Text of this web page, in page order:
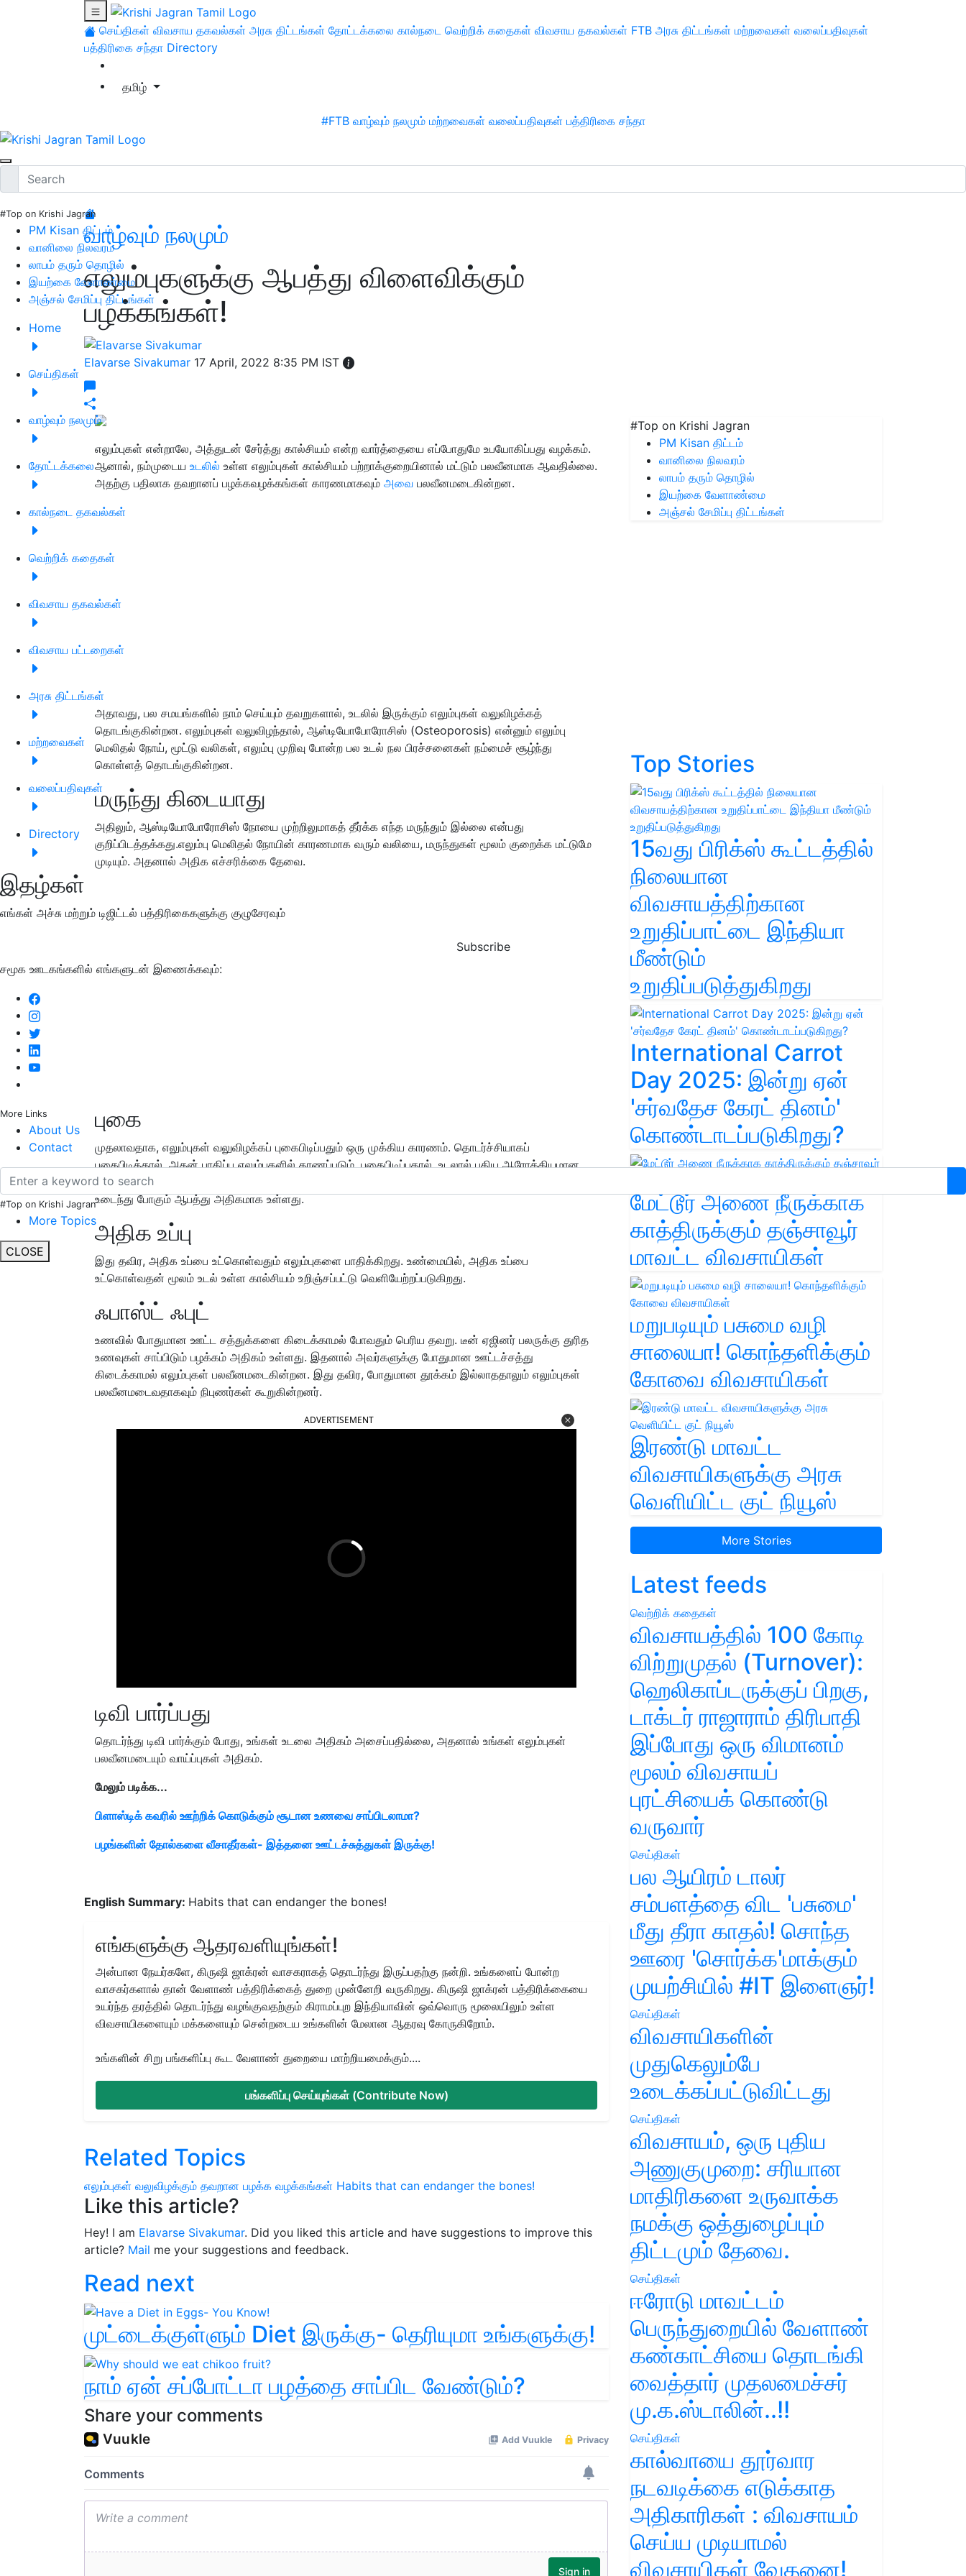
செய்திகள் விவசாய தகவல்கள் அரசு திட்டங்கள் தோட்டக்கலை கால்நடை வெற்றிக் கதைகள் விவசாய தகவல்கள் FTB அரசு திட்டங்கள் மற்றவைகள் வலைப்பதிவுகள்
பத்திரிகை சந்தா Directory
தமிழ்
#FTB வாழ்வும் நலமும் மற்றவைகள் வலைப்பதிவுகள் பத்திரிகை சந்தா
#Top on Krishi Jagran
PM Kisan திட்டம்
வானிலை நிலவரம்
லாபம் தரும் தொழில்
இயற்கை வேளாண்மை
அஞ்சல் சேமிப்பு திட்டங்கள்
Home
செய்திகள்
வாழ்வும் நலமும்
தோட்டக்கலை
கால்நடை தகவல்கள்
வெற்றிக் கதைகள்
விவசாய தகவல்கள்
விவசாய பட்டறைகள்
அரசு திட்டங்கள்
மற்றவைகள்
வலைப்பதிவுகள்
Directory
இதழ்கள்
எங்கள் அச்சு மற்றும் டிஜிட்டல் பத்திரிகைகளுக்கு குழுசேரவும்
Subscribe
சமூக ஊடகங்களில் எங்களுடன் இணைக்கவும்:
More Links
About Us
Contact
#Top on Krishi Jagran
More Topics
CLOSE
வாழ்வும் நலமும்
எலும்புகளுக்கு ஆபத்து விளைவிக்கும்
பழக்கங்கள்!
Elavarse Sivakumar 17 April, 2022 8:35 PM IST
எலும்புகள் என்றாலே, அத்துடன் சேர்த்து கால்சியம் என்ற வார்த்தையை எப்போதுமே உபயோகிப்பது வழக்கம்.
ஆனால், நம்முடைய உடலில் உள்ள எலும்புகள் கால்சியம் பற்றாக்குறையினால் மட்டும் பலவீனமாக ஆவதில்லை.
அதற்கு பதிலாக தவறானப் பழக்கவழக்கங்கள் காரணமாகவும் அவை பலவீனமடைகின்றன.
அதாவது, பல சமயங்களில் நாம் செய்யும் தவறுகளால், உடலில் இருக்கும் எலும்புகள் வலுவிழக்கத்
தொடங்குகின்றன. எலும்புகள் வலுவிழந்தால், ஆஸ்டியோபோரோசிஸ் (Osteoporosis) என்னும் எலும்பு
மெலிதல் நோய், மூட்டு வலிகள், எலும்பு முறிவு போன்ற பல உடல் நல பிரச்சனைகள் நம்மைச் சூழ்ந்து
கொள்ளத் தொடங்குகின்றன.
மருந்து கிடையாது
அதிலும், ஆஸ்டியோபோரோசிஸ் நோயை முற்றிலுமாகத் தீர்க்க எந்த மருந்தும் இல்லை என்பது
குறிப்பிடத்தக்கது.எலும்பு மெலிதல் நோயின் காரணமாக வரும் வலியை, மருந்துகள் மூலம் குறைக்க மட்டுமே
முடியும். அதனால் அதிக எச்சரிக்கை தேவை.
புகை
முதலாவதாக, எலும்புகள் வலுவிழக்கப் புகைபிடிப்பதும் ஒரு முக்கிய காரணம். தொடர்ச்சியாகப்
புகைபிடித்தால், அதன் பாதிப்பு எலும்புகளில் காணப்படும். புகைபிடிப்பதால், உடலால் புதிய ஆரோக்கியமான
எலும்பு திசுக்களை எளிதில் உருவாக்க முடியாது. அத்தகைய சூழ்நிலையில், புகைபிடிப்பவர்களின் எலும்புகள்
உடைந்து போகும் ஆபத்து அதிகமாக உள்ளது.
அதிக உப்பு
இது தவிர, அதிக உப்பை உட்கொள்வதும் எலும்புகளை பாதிக்கிறது. உண்மையில், அதிக உப்பை
உட்கொள்வதன் மூலம் உடல் உள்ள கால்சியம் உறிஞ்சப்பட்டு வெளியேற்றப்படுகிறது.
ஃபாஸ்ட் ஃபுட்
உணவில் போதுமான ஊட்ட சத்துக்களை கிடைக்காமல் போவதும் பெரிய தவறு. டீன் ஏஜினர் பலருக்கு துரித
உணவுகள் சாப்பிடும் பழக்கம் அதிகம் உள்ளது. இதனால் அவர்களுக்கு போதுமான ஊட்டச்சத்து
கிடைக்காமல் எலும்புகள் பலவீனமடைகின்றன. இது தவிர, போதுமான தூக்கம் இல்லாததாலும் எலும்புகள்
பலவீனமடைவதாகவும் நிபுணர்கள் கூறுகின்றனர்.
ADVERTISEMENT
டிவி பார்ப்பது
தொடர்ந்து டிவி பார்க்கும் போது, ​​உங்கள் உடலை அதிகம் அசைப்பதில்லை, அதனால் உங்கள் எலும்புகள்
பலவீனமடையும் வாய்ப்புகள் அதிகம்.
மேலும் படிக்க...
பிளாஸ்டிக் கவரில் ஊற்றிக் கொடுக்கும் சூடான உணவை சாப்பிடலாமா?
பழங்களின் தோல்களை வீசாதீர்கள்- இத்தனை ஊட்டச்சுத்துகள் இருக்கு!
English Summary: Habits that can endanger the bones!
எங்களுக்கு ஆதரவளியுங்கள்!
அன்பான நேயர்களே, கிருஷி ஜாக்ரன் வாசகராகத் தொடர்ந்து இருப்பதற்கு நன்றி. உங்களைப் போன்ற
வாசகர்களால் தான் வேளாண் பத்திரிக்கைத் துறை முன்னேறி வருகிறது. கிருஷி ஜாக்ரன் பத்திரிக்கையை
உயர்ந்த தரத்தில் தொடர்ந்து வழங்குவதற்கும் கிராமப்புற இந்தியாவின் ஒவ்வொரு மூலையிலும் உள்ள
விவசாயிகளையும் மக்களையும் சென்றடைய உங்களின் மேலான ஆதரவு கோருகிறோம்.
உங்களின் சிறு பங்களிப்பு கூட வேளாண் துறையை மாற்றியமைக்கும்....
பங்களிப்பு செய்யுங்கள் (Contribute Now)
Related Topics
எலும்புகள் வலுவிழக்கும் தவறான பழக்க வழக்கங்கள் Habits that can endanger the bones!
Like this article?
Hey! I am Elavarse Sivakumar. Did you liked this article and have suggestions to improve this
article? Mail me your suggestions and feedback.
Read next
முட்டைக்குள்ளும் Diet இருக்கு- தெரியுமா உங்களுக்கு!
நாம் ஏன் சப்போட்டா பழத்தை சாப்பிட வேண்டும்?
Share your comments
#Top on Krishi Jagran
PM Kisan திட்டம்
வானிலை நிலவரம்
லாபம் தரும் தொழில்
இயற்கை வேளாண்மை
அஞ்சல் சேமிப்பு திட்டங்கள்
Top Stories
15வது பிரிக்ஸ் கூட்டத்தில்
நிலையான
விவசாயத்திற்கான
உறுதிப்பாட்டை இந்தியா
மீண்டும்
உறுதிப்படுத்துகிறது
International Carrot
Day 2025: இன்று ஏன்
'சர்வதேச கேரட் தினம்'
கொண்டாடப்படுகிறது?
மேட்டூர் அணை நீருக்காக
காத்திருக்கும் தஞ்சாவூர்
மாவட்ட விவசாயிகள்
மறுபடியும் பசுமை வழி
சாலையா! கொந்தளிக்கும்
கோவை விவசாயிகள்
இரண்டு மாவட்ட
விவசாயிகளுக்கு அரசு
வெளியிட்ட குட் நியூஸ்
More Stories
Latest feeds
வெற்றிக் கதைகள்
விவசாயத்தில் 100 கோடி
விற்றுமுதல் (Turnover):
ஹெலிகாப்டருக்குப் பிறகு,
டாக்டர் ராஜாராம் திரிபாதி
இப்போது ஒரு விமானம்
மூலம் விவசாயப்
புரட்சியைக் கொண்டு
வருவார்
செய்திகள்
பல ஆயிரம் டாலர்
சம்பளத்தை விட 'பசுமை'
மீது தீரா காதல்! சொந்த
ஊரை 'சொர்க்க'மாக்கும்
முயற்சியில் #IT இளைஞர்!
செய்திகள்
விவசாயிகளின்
முதுகெலும்பே
உடைக்கப்பட்டுவிட்டது
செய்திகள்
விவசாயம், ஒரு புதிய
அணுகுமுறை: சரியான
மாதிரிகளை உருவாக்க
நமக்கு ஒத்துழைப்பும்
திட்டமும் தேவை.
செய்திகள்
ஈரோடு மாவட்டம்
பெருந்துறையில் வேளாண்
கண்காட்சியை தொடங்கி
வைத்தார் முதலமைச்சர்
மு.க.ஸ்டாலின்..!!
செய்திகள்
கால்வாயை தூர்வார
நடவடிக்கை எடுக்காத
அதிகாரிகள் : விவசாயம்
செய்ய முடியாமல்
விவசாயிகள் வேதனை!